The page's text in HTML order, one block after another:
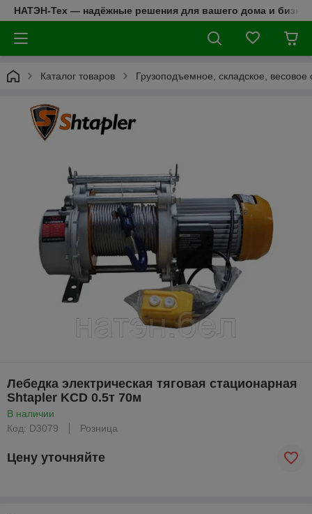
НАТЭН-Тех — надёжные решения для вашего дома и
Каталог товаров Грузоподъемное, складское, весовое
Лебедка электрическая тяговая стационарная
Shtapler KCD 0.5т 70м
В наличии
Код: D3079
Розница
Цену уточняйте